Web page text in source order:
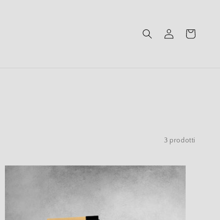
Accedi Carrello
3 prodotti